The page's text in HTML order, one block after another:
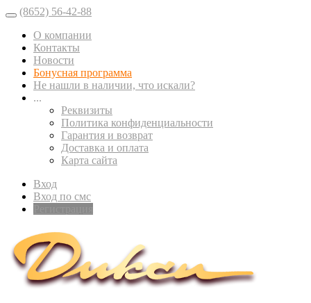
(8652) 56-42-88
О компании
Контакты
Новости
Бонусная программа
Не нашли в наличии, что искали?
...
Реквизиты
Политика конфиденциальности
Гарантия и возврат
Доставка и оплата
Карта сайта
Вход
Вход по смс